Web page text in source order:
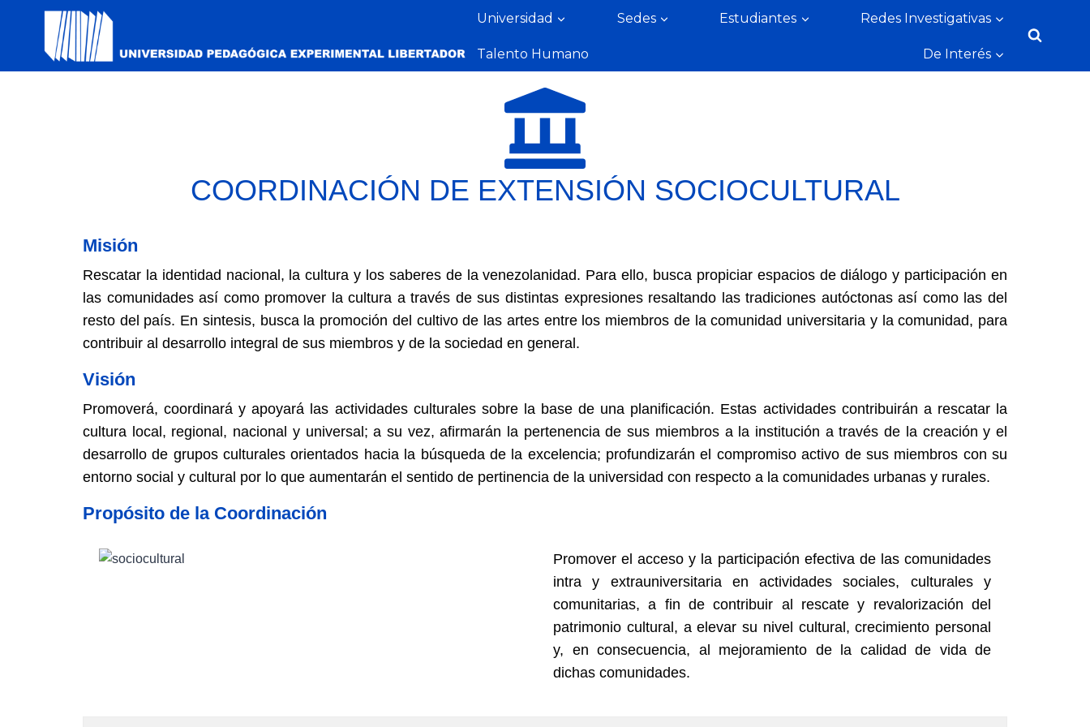
Universidad Sedes Estudiantes Redes Investigativas
Talento Humano De Interés
COORDINACIÓN DE EXTENSIÓN SOCIOCULTURAL
Misión
Rescatar la identidad nacional, la cultura y los saberes de la venezolanidad. Para ello, busca propiciar espacios de diálogo y participación en
las comunidades así como promover la cultura a través de sus distintas expresiones resaltando las tradiciones autóctonas así como las del
resto del país. En sintesis, busca la promoción del cultivo de las artes entre los miembros de la comunidad universitaria y la comunidad, para
contribuir al desarrollo integral de sus miembros y de la sociedad en general.
Visión
Promoverá, coordinará y apoyará las actividades culturales sobre la base de una planificación. Estas actividades contribuirán a rescatar la
cultura local, regional, nacional y universal; a su vez, afirmarán la pertenencia de sus miembros a la institución a través de la creación y el
desarrollo de grupos culturales orientados hacia la búsqueda de la excelencia; profundizarán el compromiso activo de sus miembros con su
entorno social y cultural por lo que aumentarán el sentido de pertinencia de la universidad con respecto a la comunidades urbanas y rurales.
Propósito de la Coordinación
Promover el acceso y la participación efectiva de las comunidades
intra y extrauniversitaria en actividades sociales, culturales y
comunitarias, a fin de contribuir al rescate y revalorización del
patrimonio cultural, a elevar su nivel cultural, crecimiento personal
y, en consecuencia, al mejoramiento de la calidad de vida de
dichas comunidades.